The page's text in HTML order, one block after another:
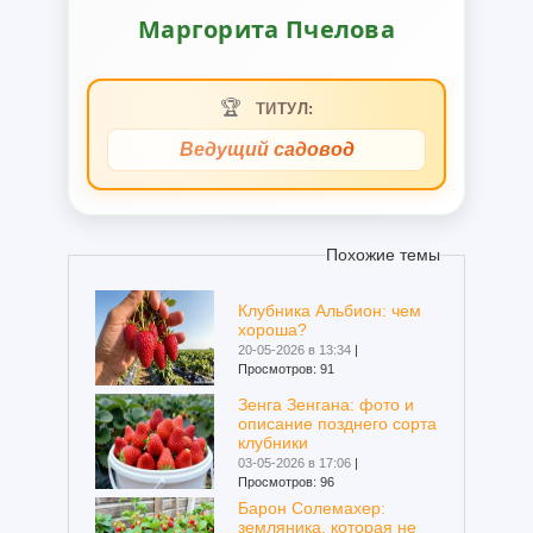
Маргорита Пчелова
🏆 ТИТУЛ:
Ведущий садовод
Похожие темы
Клубника Альбион: чем
хороша?
20-05-2026 в 13:34 |
Просмотров: 91
Зенга Зенгана: фото и
описание позднего сорта
клубники
03-05-2026 в 17:06 |
Просмотров: 96
Барон Солемахер:
земляника, которая не